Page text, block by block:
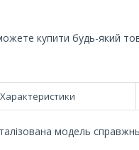
купити будь-який
Характеристики
модель